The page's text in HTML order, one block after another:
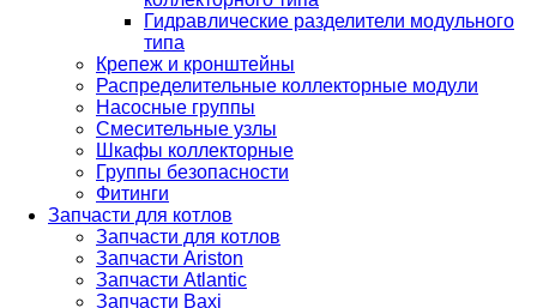
Гидравлические разделители модульного
типа
Крепеж и кронштейны
Распределительные коллекторные модули
Насосные группы
Смесительные узлы
Шкафы коллекторные
Группы безопасности
Фитинги
Запчасти для котлов
Запчасти для котлов
Запчасти Ariston
Запчасти Atlantic
Запчасти Baxi